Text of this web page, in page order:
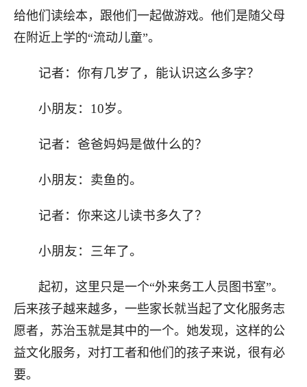
给他们读绘本，跟他们一起做游戏。他们是随父母
在附近上学的“流动儿童”。
记者：你有几岁了，能认识这么多字？
小朋友：10岁。
记者：爸爸妈妈是做什么的？
小朋友：卖鱼的。
记者：你来这儿读书多久了？
小朋友：三年了。
起初，这里只是一个“外来务工人员图书室”。
后来孩子越来越多，一些家长就当起了文化服务志
愿者，苏治玉就是其中的一个。她发现，这样的公
益文化服务，对打工者和他们的孩子来说，很有必
要。